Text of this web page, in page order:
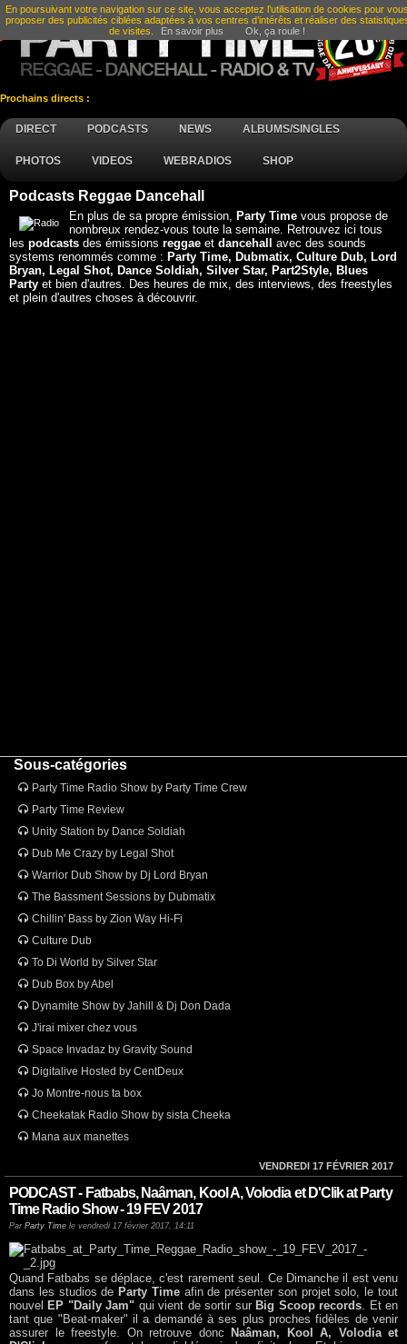
Prochains directs :
DIRECT PODCASTS NEWS ALBUMS/SINGLES
PHOTOS VIDEOS WEBRADIOS SHOP
Podcasts Reggae Dancehall
En plus de sa propre émission, Party Timevous propose de
nombreux rendez-vous toute la semaine. Retrouvez ici tous
les podcasts des émissions reggae et dancehall
avec des sounds
systems renommés comme : Party Time, Dubmatix, Culture Dub, Lord
Bryan, Legal Shot, Dance Soldiah, Silver Star, Part2Style, Blues
Party et bien d'autres. Des heures de mix, des interviews, des freestyles
et plein d'autres choses à découvrir.
Sous-catégories
Party Time Radio Show by Party Time Crew
Party Time Review
Unity Station by Dance Soldiah
Dub Me Crazy by Legal Shot
Warrior Dub Show by Dj Lord Bryan
The Bassment Sessions by Dubmatix
Chillin' Bass by Zion Way Hi-Fi
Culture Dub
To Di World by Silver Star
Dub Box by Abel
Dynamite Show by Jahill & Dj Don Dada
J'irai mixer chez vous
Space Invadaz by Gravity Sound
Digitalive Hosted by CentDeux
Jo Montre-nous ta box
Cheekatak Radio Show by sista Cheeka
Mana aux manettes
VENDREDI 17 FÉVRIER 2017
PODCAST - Fatbabs, Naâman, Kool A, Volodia et D'Clik at Party
Time Radio Show - 19 FEV 2017
Par Party Time le vendredi 17 février 2017, 14:11
Quand Fatbabs se déplace, c'est rarement seul. Ce Dimanche il est venu
dans les studios de Party Timeafin de présenter son projet solo, le tout
nouvel EP "Daily Jam" qui vient de sortir sur Big Scoop records. Et en
tant que "Beat-maker" il a demandé à ses plus proches fidèles de venir
assurer le freestyle. On retrouve donc
Naâman, Kool A, Volodia et
En poursuivant votre navigation sur ce site, vous acceptez l’utilisation de cookies pour
proposer des publicités ciblées adaptées à vos centres d’intérêts et réaliser des
de visites.
En savoir plus Ok, ça roule !